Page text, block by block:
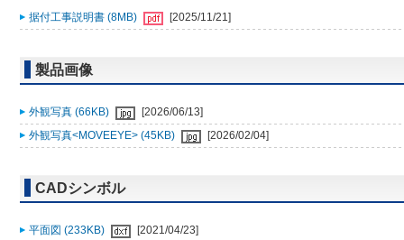
据付工事説明書 (8MB) [2025/11/21]
製品画像
外観写真 (66KB)
[2026/06/13]
外観写真<MOVEEYE> (45KB)
[2026/02/04]
CADシンボル
平面図 (233KB)
[2021/04/23]